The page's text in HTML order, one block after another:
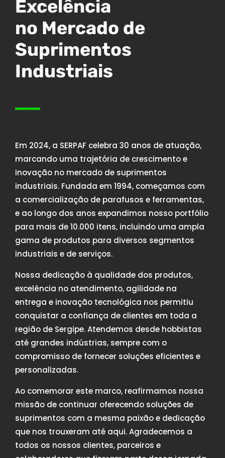
Excelência
no Mercado de
Suprimentos
Industriais
Em 2024, a SERPAF celebra 30 anos de atuação,
marcando uma trajetória de crescimento e
inovação no mercado de suprimentos
industriais. Fundada em 1994, começamos com
a comercialização de parafusos e ferramentas,
e ao longo dos anos expandimos nosso portfólio
para mais de 10.000 itens, incluindo uma ampla
gama de produtos para diversos segmentos
industriais e de serviços.
Nossa dedicação à qualidade dos produtos,
excelência no atendimento, agilidade na
entrega e inovação tecnológica nos permitiu
conquistar a confiança de clientes em toda a
região de Sergipe. Atendemos desde hobbistas
até grandes indústrias, sempre com o
compromisso de fornecer soluções eficientes e
personalizadas.
Ao comemorar este marco, reafirmamos nossa
missão de continuar oferecendo soluções de
suprimentos com a mesma paixão e dedicação
que nos trouxeram até aqui. Agradecemos a
todos os nossos clientes, parceiros e